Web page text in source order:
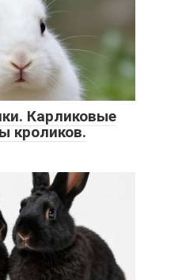
Карликовые
кроликов.